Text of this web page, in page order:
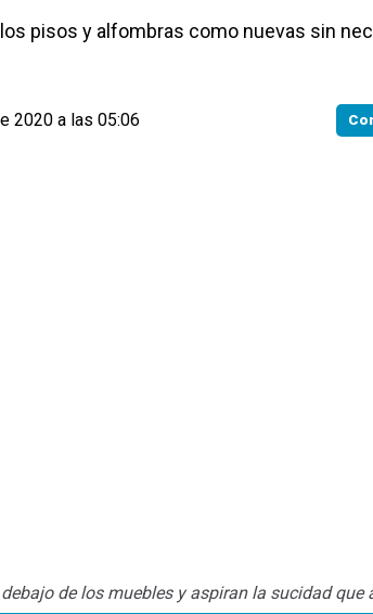
pisos y alfombras como nuevas sin
2020 a las 05:06
de los muebles y aspiran la sucidad que